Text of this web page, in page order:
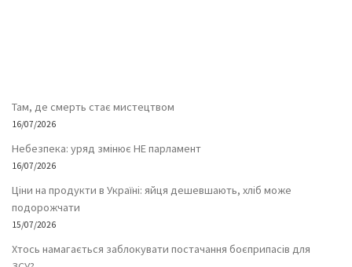
Там, де смерть стає мистецтвом
16/07/2026
Небезпека: уряд змінює НЕ парламент
16/07/2026
Ціни на продукти в Україні: яйця дешевшають, хліб може
подорожчати
15/07/2026
Хтось намагається заблокувати постачання боєприпасів для